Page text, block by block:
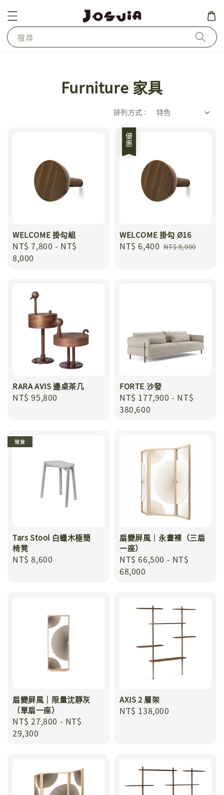
搜尋
Furniture 家具
排列方式 :
WELCOME 掛勾組
Regular
price
NT$ 7,800 - NT$
8,000
優惠
WELCOME 掛勾 Ø16
Sale
NT$ 6,400 Regular
NT$ 8,000
RARA AVIS 邊桌茶几
Regular
NT$ 95,800
FORTE 沙發
Regular
price
NT$ 177,900 - NT$
380,600
現貨
Tars Stool 白蠟木極簡
椅凳
Regular
NT$ 8,600
扇變屏風｜永晝裸（三扇
一座）
Regular
price
NT$ 66,500 - NT$
68,000
扇變屏風｜限量沈靜灰
（單扇一座）
Regular
price
NT$ 27,800 - NT$
29,300
AXIS 2 層架
Regular
NT$ 138,000